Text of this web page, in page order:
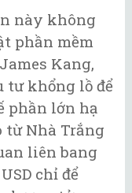
này không
phần mềm
Kang,
tư khổng lồ để
phần lớn hạ
từ Nhà Trắng
liên bang
chỉ để